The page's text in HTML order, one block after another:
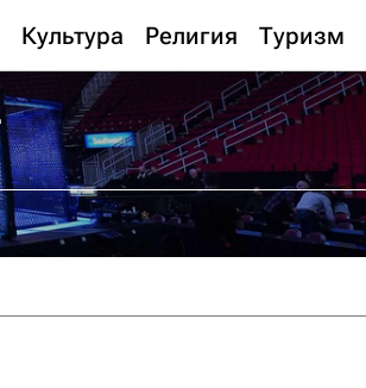
Культура Религия Туризм